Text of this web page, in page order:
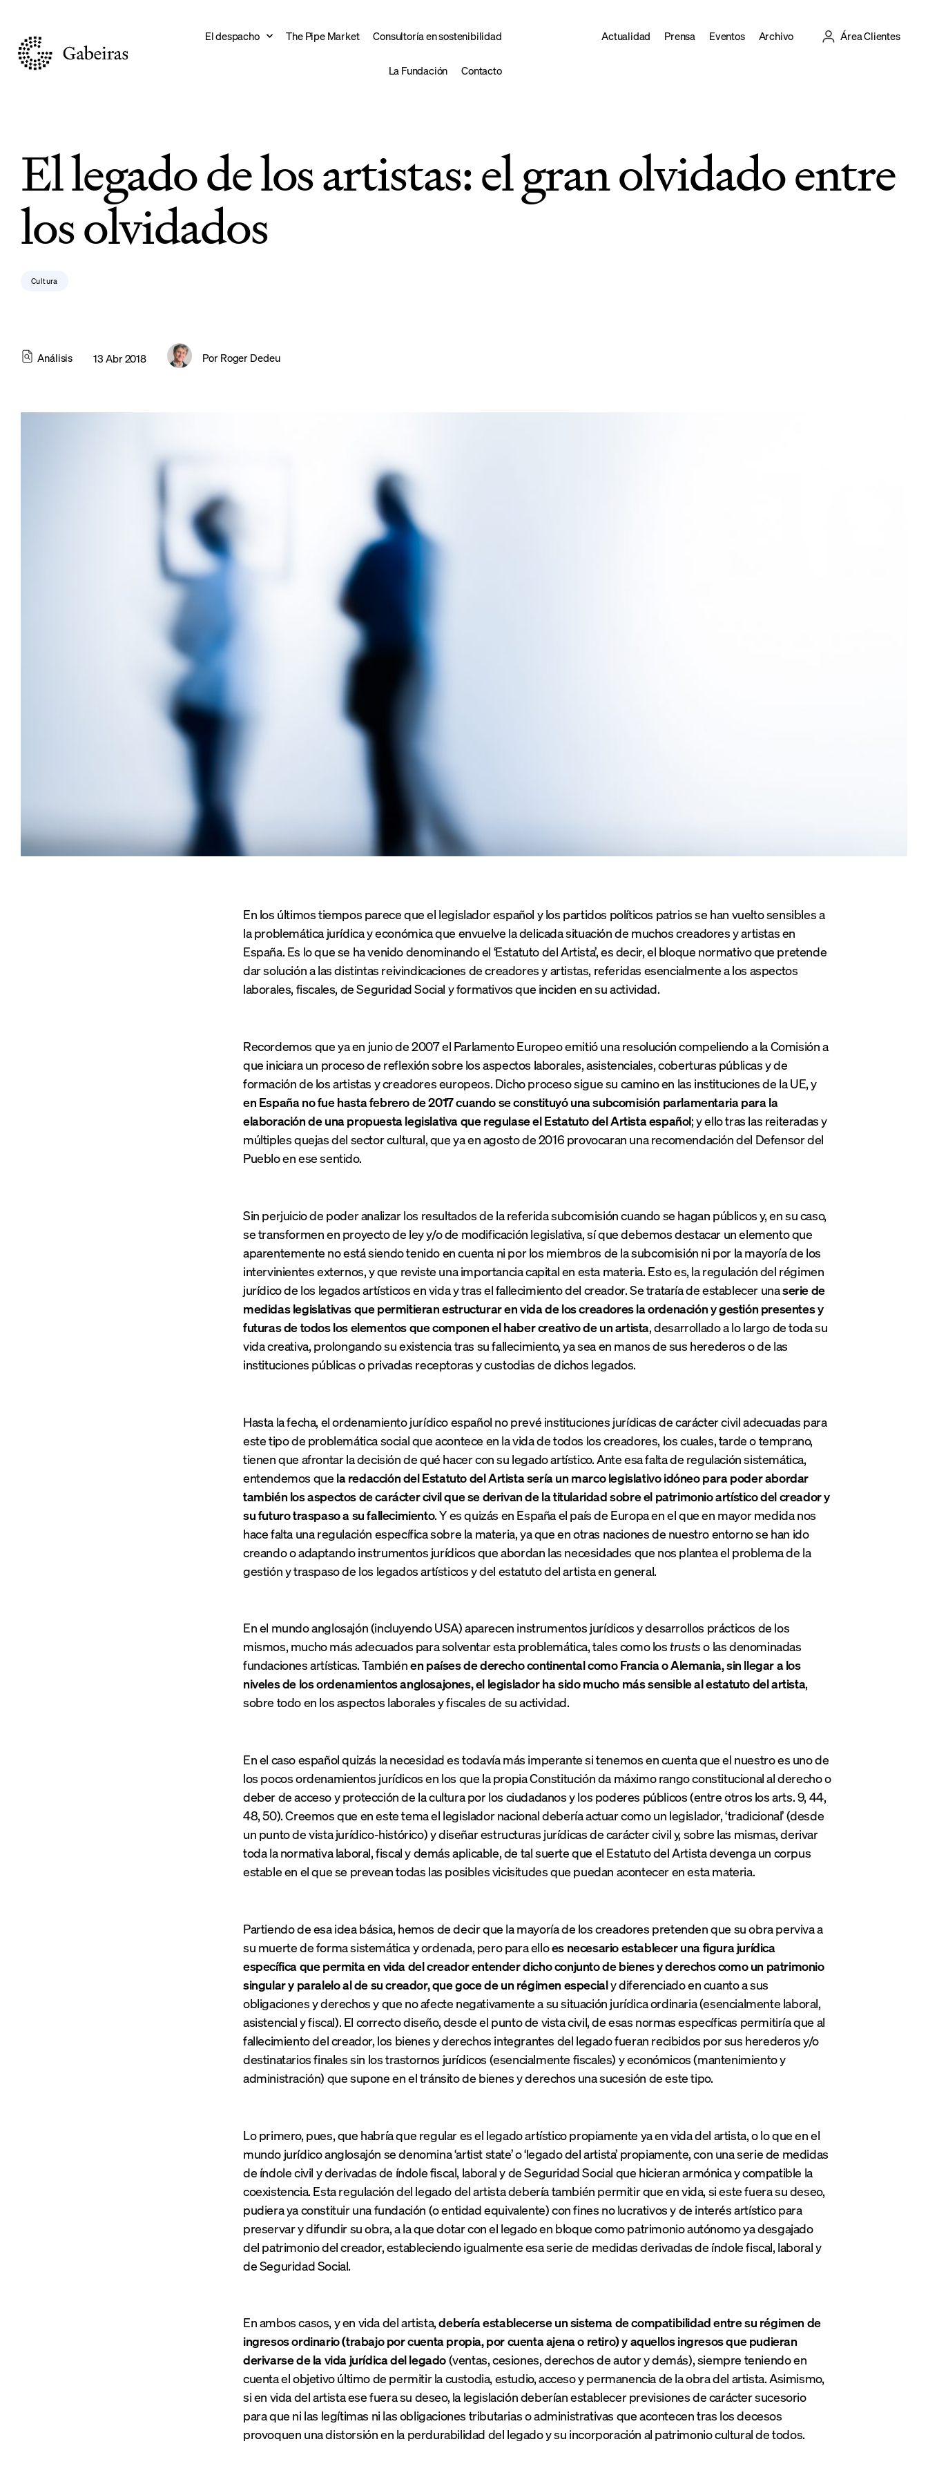
El despacho The Pipe Market Consultoría en sostenibilidad
La Fundación Contacto
Actualidad Prensa Eventos Archivo Área Clientes
El legado de los artistas: el gran olvidado entre
los olvidados
Cultura
Análisis 13 Abr 2018 Por Roger Dedeu
En los últimos tiempos parece que el legislador español y los partidos políticos patrios se han vuelto sensibles a
la problemática jurídica y económica que envuelve la delicada situación de muchos creadores y artistas en
España. Es lo que se ha venido denominando el ‘Estatuto del Artista’, es decir, el bloque normativo que pretende
dar solución a las distintas reivindicaciones de creadores y artistas, referidas esencialmente a los aspectos
laborales, fiscales, de Seguridad Social y formativos que inciden en su actividad.
Recordemos que ya en junio de 2007 el Parlamento Europeo emitió una resolución compeliendo a la Comisión a
que iniciara un proceso de reflexión sobre los aspectos laborales, asistenciales, coberturas públicas y de
formación de los artistas y creadores europeos. Dicho proceso sigue su camino en las instituciones de la UE, y
en España no fue hasta febrero de 2017 cuando se constituyó una subcomisión parlamentaria para la
elaboración de una propuesta legislativa que regulase el Estatuto del Artista español; y ello tras las reiteradas y
múltiples quejas del sector cultural, que ya en agosto de 2016 provocaran una recomendación del Defensor del
Pueblo en ese sentido.
Sin perjuicio de poder analizar los resultados de la referida subcomisión cuando se hagan públicos y, en su caso,
se transformen en proyecto de ley y/o de modificación legislativa, sí que debemos destacar un elemento que
aparentemente no está siendo tenido en cuenta ni por los miembros de la subcomisión ni por la mayoría de los
intervinientes externos, y que reviste una importancia capital en esta materia. Esto es, la regulación del régimen
jurídico de los legados artísticos en vida y tras el fallecimiento del creador. Se trataría de establecer unaserie de
medidas legislativas que permitieran estructurar en vida de los creadores la ordenación y gestión presentes y
futuras de todos los elementos que componen el haber creativo de un artista, desarrollado a lo largo de toda su
vida creativa, prolongando su existencia tras su fallecimiento, ya sea en manos de sus herederos o de las
instituciones públicas o privadas receptoras y custodias de dichos legados.
Hasta la fecha, el ordenamiento jurídico español no prevé instituciones jurídicas de carácter civil adecuadas para
este tipo de problemática social que acontece en la vida de todos los creadores, los cuales, tarde o temprano,
tienen que afrontar la decisión de qué hacer con su legado artístico. Ante esa falta de regulación sistemática,
entendemos que la redacción del Estatuto del Artista sería un marco legislativo idóneo para poder abordar
también los aspectos de carácter civil que se derivan de la titularidad sobre el patrimonio artístico del creador y
su futuro traspaso a su fallecimiento. Y es quizás en España el país de Europa en el que en mayor medida nos
hace falta una regulación específica sobre la materia, ya que en otras naciones de nuestro entorno se han ido
creando o adaptando instrumentos jurídicos que abordan las necesidades que nos plantea el problema de la
gestión y traspaso de los legados artísticos y del estatuto del artista en general.
En el mundo anglosajón (incluyendo USA) aparecen instrumentos jurídicos y desarrollos prácticos de los
mismos, mucho más adecuados para solventar esta problemática, tales como lostrustso las denominadas
fundaciones artísticas. Tambiénen países de derecho continental como Francia o Alemania, sin llegar a los
niveles de los ordenamientos anglosajones, el legislador ha sido mucho más sensible al estatuto del artista,
sobre todo en los aspectos laborales y fiscales de su actividad.
En el caso español quizás la necesidad es todavía más imperante si tenemos en cuenta que el nuestro es uno de
los pocos ordenamientos jurídicos en los que la propia Constitución da máximo rango constitucional al derecho o
deber de acceso y protección de la cultura por los ciudadanos y los poderes públicos (entre otros los arts. 9, 44,
48, 50). Creemos que en este tema el legislador nacional debería actuar como un legislador, ‘tradicional’ (desde
un punto de vista jurídico-histórico) y diseñar estructuras jurídicas de carácter civil y, sobre las mismas, derivar
toda la normativa laboral, fiscal y demás aplicable, de tal suerte que el Estatuto del Artista devenga un corpus
estable en el que se prevean todas las posibles vicisitudes que puedan acontecer en esta materia.
Partiendo de esa idea básica, hemos de decir que la mayoría de los creadores pretenden que su obra perviva a
su muerte de forma sistemática y ordenada, pero para elloes necesario establecer una figura jurídica
específica que permita en vida del creador entender dicho conjunto de bienes y derechos como un patrimonio
singular y paralelo al de su creador, que goce de un régimen especialy diferenciado en cuanto a sus
obligaciones y derechos y que no afecte negativamente a su situación jurídica ordinaria (esencialmente laboral,
asistencial y fiscal). El correcto diseño, desde el punto de vista civil, de esas normas específicas permitiría que al
fallecimiento del creador, los bienes y derechos integrantes del legado fueran recibidos por sus herederos y/o
destinatarios finales sin los trastornos jurídicos (esencialmente fiscales) y económicos (mantenimiento y
administración) que supone en el tránsito de bienes y derechos una sucesión de este tipo.
Lo primero, pues, que habría que regular es el legado artístico propiamente ya en vida del artista, o lo que en el
mundo jurídico anglosajón se denomina ‘artist state’ o ‘legado del artista’ propiamente, con una serie de medidas
de índole civil y derivadas de índole fiscal, laboral y de Seguridad Social que hicieran armónica y compatible la
coexistencia. Esta regulación del legado del artista debería también permitir que en vida, si este fuera su deseo,
pudiera ya constituir una fundación (o entidad equivalente) con fines no lucrativos y de interés artístico para
preservar y difundir su obra, a la que dotar con el legado en bloque como patrimonio autónomo ya desgajado
del patrimonio del creador, estableciendo igualmente esa serie de medidas derivadas de índole fiscal, laboral y
de Seguridad Social.
En ambos casos, y en vida del artista,debería establecerse un sistema de compatibilidad entre su régimen de
ingresos ordinario (trabajo por cuenta propia, por cuenta ajena o retiro) y aquellos ingresos que pudieran
derivarse de la vida jurídica del legado(ventas, cesiones, derechos de autor y demás), siempre teniendo en
cuenta el objetivo último de permitir la custodia, estudio, acceso y permanencia de la obra del artista. Asimismo,
si en vida del artista ese fuera su deseo, la legislación deberían establecer previsiones de carácter sucesorio
para que ni las legítimas ni las obligaciones tributarias o administrativas que acontecen tras los decesos
provoquen una distorsión en la perdurabilidad del legado y su incorporación al patrimonio cultural de todos.